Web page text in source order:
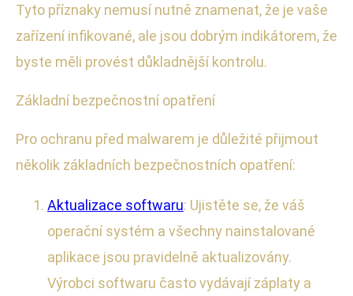
Tyto příznaky nemusí nutně znamenat, že je vaše
zařízení infikované, ale jsou dobrým indikátorem, že
byste měli provést důkladnější kontrolu.
Základní bezpečnostní opatření
Pro ochranu před malwarem je důležité přijmout
několik základních bezpečnostních opatření:
Aktualizace softwaru: Ujistěte se, že váš
operační systém a všechny nainstalované
aplikace jsou pravidelně aktualizovány.
Výrobci softwaru často vydávají záplaty a